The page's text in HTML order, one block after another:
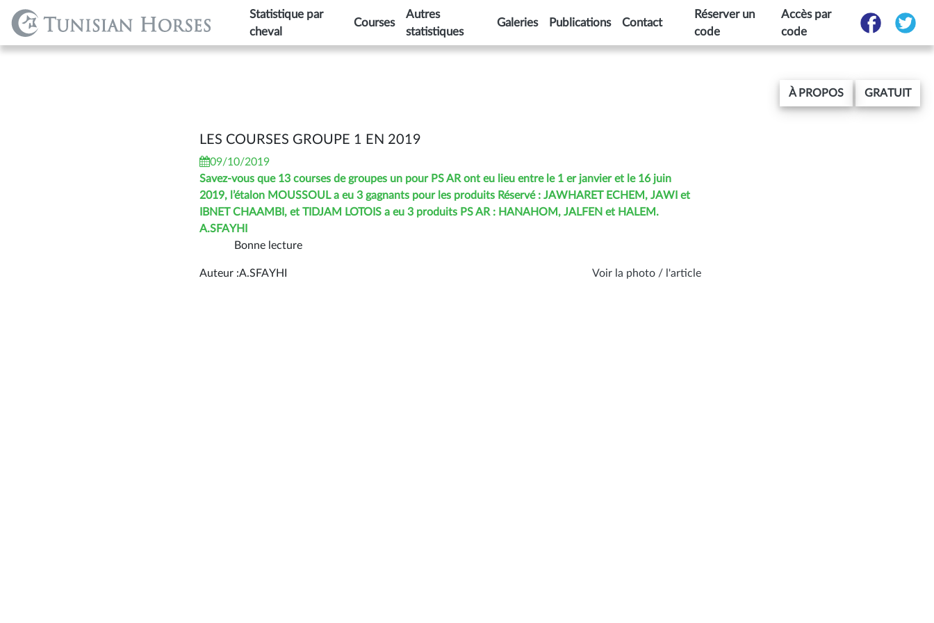
Statistique par
cheval
Courses
Autres
statistiques
Galeries Publications Contact
Réserver un
code
Accès par
code
À PROPOS GRATUIT
LES COURSES GROUPE 1 EN 2019
09/10/2019
Savez-vous que 13 courses de groupes un pour PS AR ont eu lieu entre le 1 er janvier et le 16 juin
2019, l’étalon MOUSSOUL a eu 3 gagnants pour les produits Réservé : JAWHARET ECHEM, JAWI et
IBNET CHAAMBI, et TIDJAM LOTOIS a eu 3 produits PS AR : HANAHOM, JALFEN et HALEM.
A.SFAYHI
Bonne lecture
Auteur :A.SFAYHI Voir la photo / l'article